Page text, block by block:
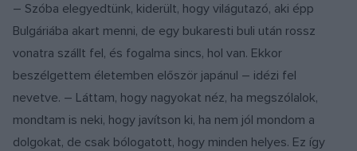
– Szóba elegyedtünk, kiderült, hogy világutazó, aki épp
Bulgáriába akart menni, de egy bukaresti buli után rossz
vonatra szállt fel, és fogalma sincs, hol van. Ekkor
beszélgettem életemben először japánul – idézi fel
nevetve. – Láttam, hogy nagyokat néz, ha megszólalok,
mondtam is neki, hogy javítson ki, ha nem jól mondom a
dolgokat, de csak bólogatott, hogy minden helyes. Ez így